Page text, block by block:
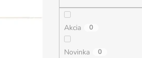
Akcia 0
Novinka 0